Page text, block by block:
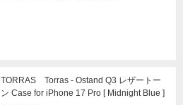
TORRAS Torras - Ostand Q3 レザートー
ン Case for iPhone 17 Pro [ Midnight Blue ]